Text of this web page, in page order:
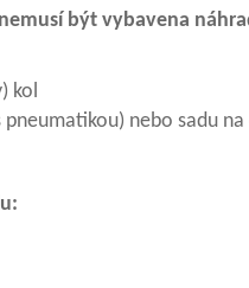
být vybavena
kol
nebo sadu